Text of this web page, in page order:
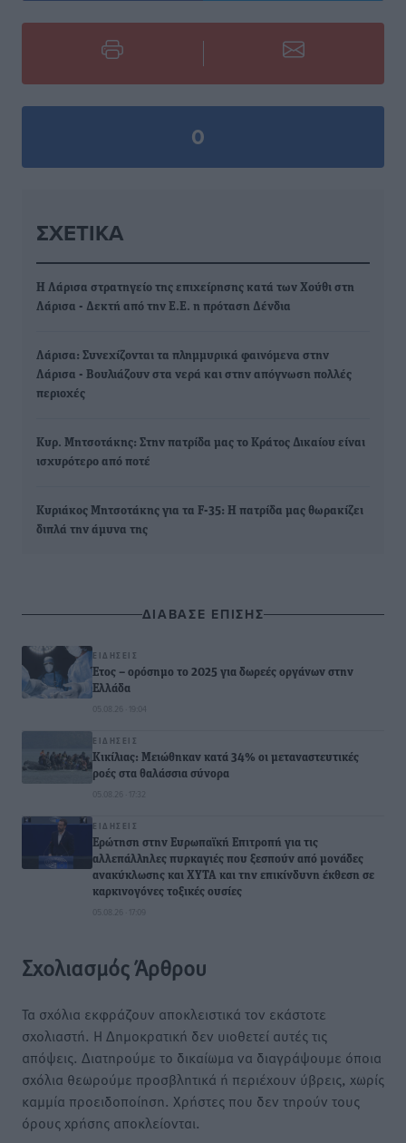
0
ΣΧΕΤΙΚΆ
Η Λάρισα στρατηγείο της επιχείρησης κατά των Χούθι στη
Λάρισα - Δεκτή από την Ε.Ε. η πρόταση Δένδια
Λάρισα: Συνεχίζονται τα πλημμυρικά φαινόμενα στην
Λάρισα - Βουλιάζουν στα νερά και στην απόγνωση πολλές
περιοχές
Κυρ. Μητσοτάκης: Στην πατρίδα μας το Κράτος Δικαίου είναι
ισχυρότερο από ποτέ
Κυριάκος Μητσοτάκης για τα F-35: Η πατρίδα μας θωρακίζει
διπλά την άμυνα της
ΔΙΑΒΑΣΕ ΕΠΙΣΗΣ
ΕΙΔΉΣΕΙΣ
Έτος – ορόσημο το 2025 για δωρεές οργάνων στην
Ελλάδα
05.08.26 · 19:04
ΕΙΔΉΣΕΙΣ
Κικίλιας: Μειώθηκαν κατά 34% οι μεταναστευτικές
ροές στα θαλάσσια σύνορα
05.08.26 · 17:32
ΕΙΔΉΣΕΙΣ
Ερώτηση στην Ευρωπαϊκή Επιτροπή για τις
αλλεπάλληλες πυρκαγιές που ξεσπούν από μονάδες
ανακύκλωσης και ΧΥΤΑ και την επικίνδυνη έκθεση σε
καρκινογόνες τοξικές ουσίες
05.08.26 · 17:09
Σχολιασμός Άρθρου
Τα σχόλια εκφράζουν αποκλειστικά τον εκάστοτε
σχολιαστή. Η Δημοκρατική δεν υιοθετεί αυτές τις
απόψεις. Διατηρούμε το δικαίωμα να διαγράψουμε όποια
σχόλια θεωρούμε προσβλητικά ή περιέχουν ύβρεις, χωρίς
καμμία προειδοποίηση. Χρήστες που δεν τηρούν τους
όρους χρήσης αποκλείονται.